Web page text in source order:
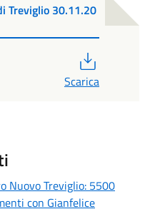
Treviglio 30.11.20
Scarica
Nuovo Treviglio: 5500
con Gianfelice